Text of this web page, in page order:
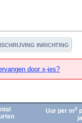
INRICHTING
door x-jes?
Uur per m2